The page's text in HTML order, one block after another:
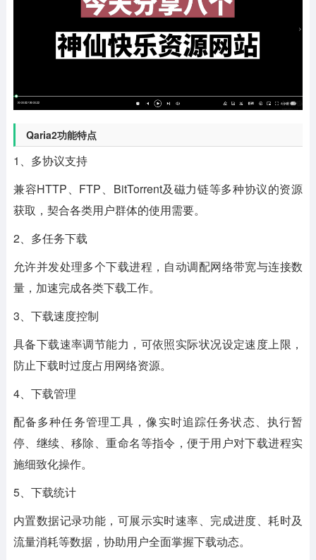
Qaria2功能特点
1、多协议支持
兼容HTTP、FTP、BitTorrent及磁力链等多种协议的资源
获取，契合各类用户群体的使用需要。
2、多任务下载
允许并发处理多个下载进程，自动调配网络带宽与连接数
量，加速完成各类下载工作。
3、下载速度控制
具备下载速率调节能力，可依照实际状况设定速度上限，
防止下载时过度占用网络资源。
4、下载管理
配备多种任务管理工具，像实时追踪任务状态、执行暂
停、继续、移除、重命名等指令，便于用户对下载进程实
施细致化操作。
5、下载统计
内置数据记录功能，可展示实时速率、完成进度、耗时及
流量消耗等数据，协助用户全面掌握下载动态。